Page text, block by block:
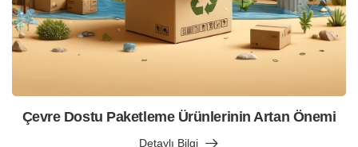
Çevre Dostu Paketleme Ürünlerinin Artan Önemi
Detaylı Bilgi